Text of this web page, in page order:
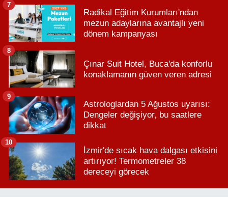
Radikal Eğitim Kurumları'ndan
mezun adaylarına avantajlı yeni
dönem kampanyası
7
Çınar Suit Hotel, Buca'da konforlu
konaklamanın güven veren adresi
8
Astrologlardan 5 Ağustos uyarısı:
Dengeler değişiyor, bu saatlere
dikkat
9
İzmir'de sıcak hava dalgası etkisini
artırıyor! Termometreler 38
dereceyi görecek
10